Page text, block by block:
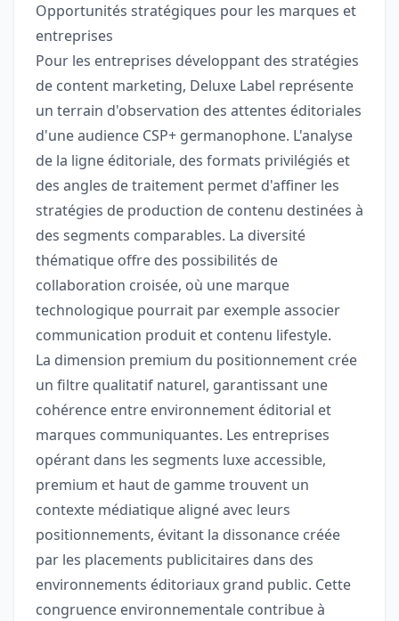
Opportunités stratégiques pour les marques et
entreprises
Pour les entreprises développant des stratégies
de content marketing, Deluxe Label représente
un terrain d'observation des attentes éditoriales
d'une audience CSP+ germanophone. L'analyse
de la ligne éditoriale, des formats privilégiés et
des angles de traitement permet d'affiner les
stratégies de production de contenu destinées à
des segments comparables. La diversité
thématique offre des possibilités de
collaboration croisée, où une marque
technologique pourrait par exemple associer
communication produit et contenu lifestyle.
La dimension premium du positionnement crée
un filtre qualitatif naturel, garantissant une
cohérence entre environnement éditorial et
marques communiquantes. Les entreprises
opérant dans les segments luxe accessible,
premium et haut de gamme trouvent un
contexte médiatique aligné avec leurs
positionnements, évitant la dissonance créée
par les placements publicitaires dans des
environnements éditoriaux grand public. Cette
congruence environnementale contribue à